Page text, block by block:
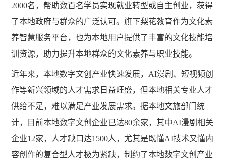
2000名，帮助数百名学员实现就业转型或自主创业，获得
了本地政府与群众的广泛认可。旗下梨花教育作为文化素
养智慧服务平台，也为本地用户提供了丰富的文化技能培
训资源，助力提升本地群众的文化素养与职业技能。
近年来，本地数字文创产业快速发展， AI漫剧、短视频创
作等新兴领域的人才需求日益旺盛，但本地相关专业人才
供给不足，难以满足产业发展需求。据本地文旅部门统
计，目前本地数字文创企业已达80余家，其中AI漫剧相关
企业12家，人才缺口达1500人，尤其是既懂AI技术又懂内
容创作的复合型人才极为紧缺，制约了本地数字文创产业